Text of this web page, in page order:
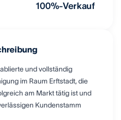
100%-Verkauf
und vollständig
im Raum Erftstadt, die
am Markt tätig ist und
Kundenstamm